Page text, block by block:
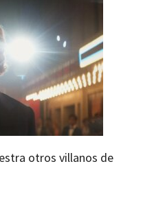
otros villanos de